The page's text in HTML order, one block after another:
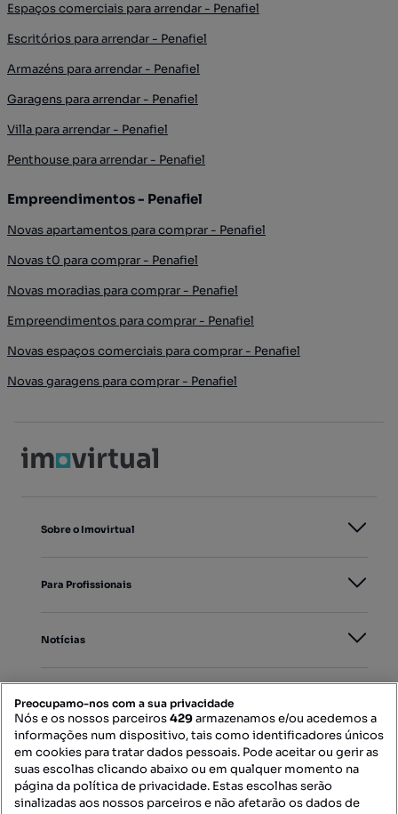
Espaços comerciais para arrendar - Penafiel
Escritórios para arrendar - Penafiel
Armazéns para arrendar - Penafiel
Garagens para arrendar - Penafiel
Villa para arrendar - Penafiel
Penthouse para arrendar - Penafiel
Empreendimentos - Penafiel
Novas apartamentos para comprar - Penafiel
Novas t0 para comprar - Penafiel
Novas moradias para comprar - Penafiel
Empreendimentos para comprar - Penafiel
Novas espaços comerciais para comprar - Penafiel
Novas garagens para comprar - Penafiel
Sobre o Imovirtual
Para Profissionais
Notícias
Mapa do Site
Contacte-nos
Preocupamo-nos com a sua privacidade
Nós e os nossos parceiros429armazenamos e/ou acedemos a
informações num dispositivo, tais como identificadores únicos
em cookies para tratar dados pessoais. Pode aceitar ou gerir as
suas escolhas clicando abaixo ou em qualquer momento na
página da política de privacidade. Estas escolhas serão
sinalizadas aos nossos parceiros e não afetarão os dados de